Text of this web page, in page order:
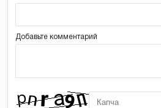
Добавьте комментарий